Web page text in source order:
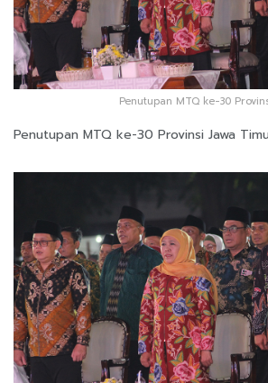
Penutupan MTQ ke-30
Penutupan MTQ ke-30 Provinsi Jawa